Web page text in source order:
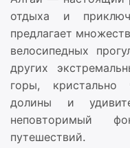
отдыха и
предлагает
велосипедных
других
горы, кристально
долины и
неповторимый
путешествий.